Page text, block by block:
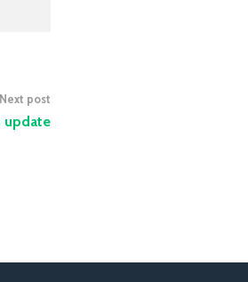
Next post
update